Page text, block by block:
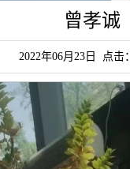
曾孝诚
2022年06月23日 点击：